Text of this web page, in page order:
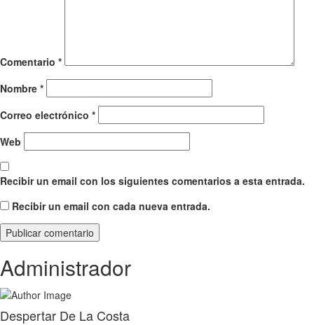
Comentario *
Nombre *
Correo electrónico *
Web
Recibir un email con los siguientes comentarios a esta entrada.
Recibir un email con cada nueva entrada.
Administrador
Despertar De La Costa